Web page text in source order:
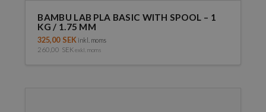
BAMBU LAB PLA BASIC WITH SPOOL – 1
KG / 1.75 MM
325,00 SEK inkl. moms
260,00 SEK exkl. moms